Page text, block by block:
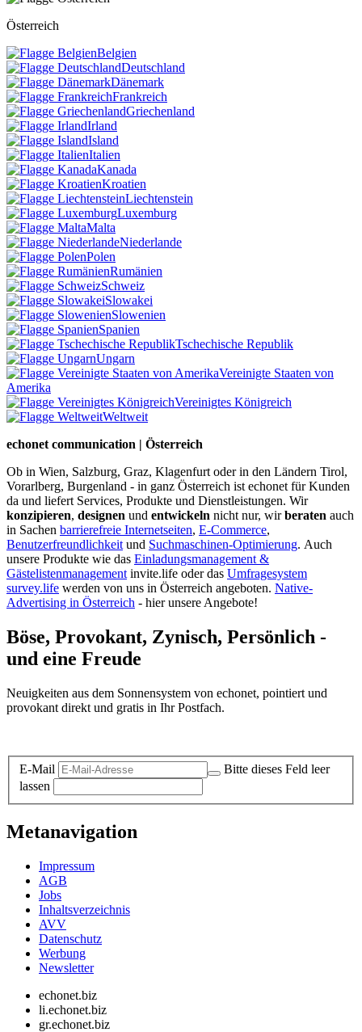
Österreich
Belgien
Deutschland
Dänemark
Frankreich
Griechenland
Irland
Island
Italien
Kanada
Kroatien
Liechtenstein
Luxemburg
Malta
Niederlande
Polen
Rumänien
Schweiz
Slowakei
Slowenien
Spanien
Tschechische Republik
Ungarn
Vereinigte Staaten von
Amerika
Vereinigtes Königreich
Weltweit
echonet communication | Österreich
Ob in Wien, Salzburg, Graz, Klagenfurt oder in den Ländern Tirol,
Vorarlberg, Burgenland - in ganz Österreich ist echonet für Kunden
da und liefert Services, Produkte und Dienstleistungen. Wir
konzipieren, designen und entwickeln nicht nur, wirberaten auch
in Sachen barrierefreie Internetseiten, E-Commerce,
Benutzerfreundlichkeit und Suchmaschinen-Optimierung. Auch
unsere Produkte wie das Einladungsmanagement &
Gästelistenmanagement invite.life oder das Umfragesystem
survey.life werden von uns in Österreich angeboten. Native-
Advertising in Österreich - hier unsere Angebote!
Böse, Provokant, Zynisch, Persönlich -
und eine Freude
Neuigkeiten aus dem Sonnensystem von echonet, pointiert und
provokant direkt und gratis in Ihr Postfach.
E-Mail
Bitte dieses Feld leer
lassen
Metanavigation
Impressum
AGB
Jobs
Inhaltsverzeichnis
AVV
Datenschutz
Werbung
Newsletter
echonet.biz
li.echonet.biz
gr.echonet.biz